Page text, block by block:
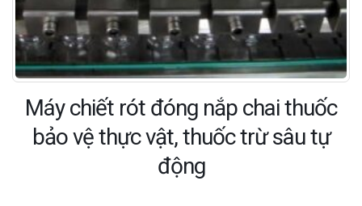
Máy chiết rót đóng nắp chai thuốc
bảo vệ thực vật, thuốc trừ sâu tự
động